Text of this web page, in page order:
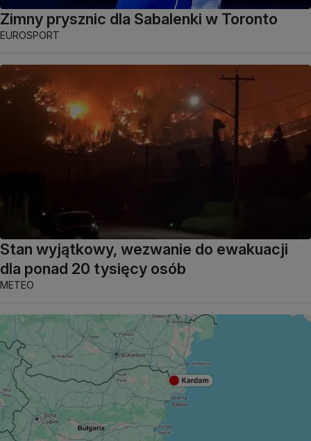
Zimny prysznic dla Sabalenki w Toronto
EUROSPORT
Stan wyjątkowy, wezwanie do ewakuacji
dla ponad 20 tysięcy osób
METEO